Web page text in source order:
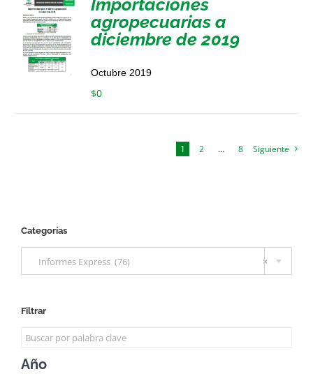
agropecuarias a
diciembre de 2019
Octubre 2019
$0
1 2 … 8 Siguiente
Categorías
×
Informes Express (76)
Filtrar
Año